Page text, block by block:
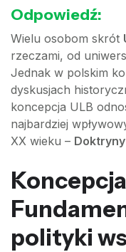
Odpowiedź:
Wielu osobom skrót
rzeczami, od
Jednak w polskim
dyskusjach
koncepcja ULB
najbardziej
XX wieku –
polityki